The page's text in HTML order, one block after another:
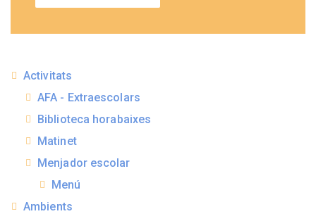
Activitats
AFA - Extraescolars
Biblioteca horabaixes
Matinet
Menjador escolar
Menú
Ambients